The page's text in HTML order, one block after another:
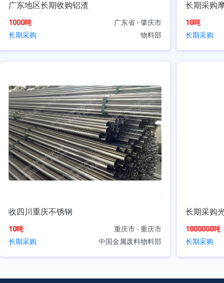
广东地区长期收购铝渣
1000吨
广东省 - 肇庆市
长期采购
物料部
长期采购
10吨
长期采购
收四川重庆不锈钢
10吨
重庆市 - 重庆市
长期采购
中国金属废料物料部
长期采购
1000000吨
长期采购